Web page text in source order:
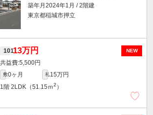
築年月2024年1月 / 2階建
東京都稲城市押立
NEW
10113万円
5,500円
敷0ヶ月 礼15万円
1階 2LDK（51.15ｍ2 ）